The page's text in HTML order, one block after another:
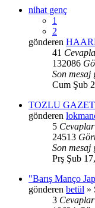
nihat genç
1
2
gönderen
41
132086
Son mesaj
Cum Şub
TOZLU
gönderen
5 Cevaplar
24513
Son mesaj
Prş Şub
"Barış Manço
gönderen betül »
3 Cevaplar